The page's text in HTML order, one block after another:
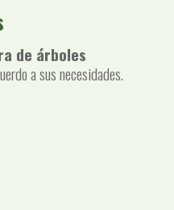
de árboles
a sus necesidades.